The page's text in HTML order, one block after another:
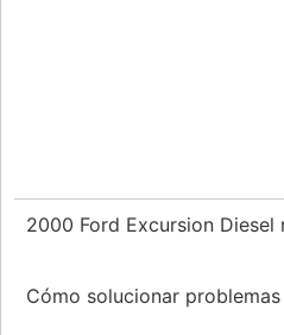
2000 Ford Excursion Diesel
Cómo solucionar